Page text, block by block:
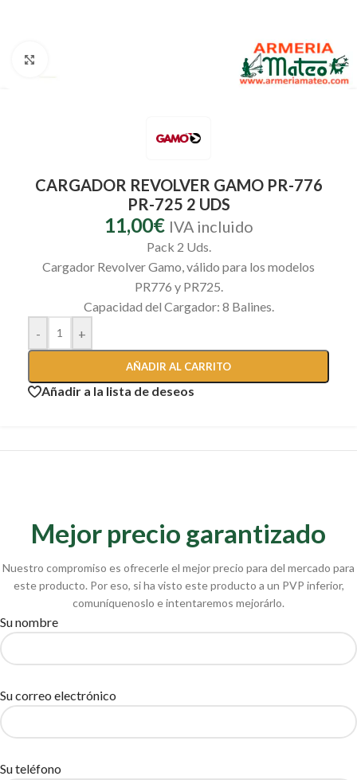
CARGADOR REVOLVER GAMO PR-776
PR-725 2 UDS
11,00€ IVA incluido
Pack 2 Uds.
Cargador Revolver Gamo, válido para los modelos
PR776 y PR725.
Capacidad del Cargador: 8 Balines.
-
+
AÑADIR AL CARRITO
Añadir a la lista de deseos
Mejor precio garantizado
Nuestro compromiso es ofrecerle el mejor precio para del mercado para
este producto. Por eso, si ha visto este producto a un PVP inferior,
comuníquenoslo e intentaremos mejorárlo.
Su nombre
Su correo electrónico
Su teléfono